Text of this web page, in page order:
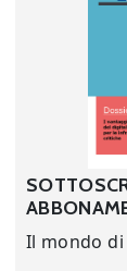
Il mondo di